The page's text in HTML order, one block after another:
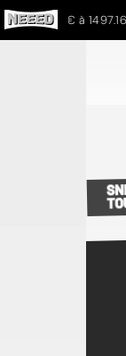
797.00 € à 1497.16 €